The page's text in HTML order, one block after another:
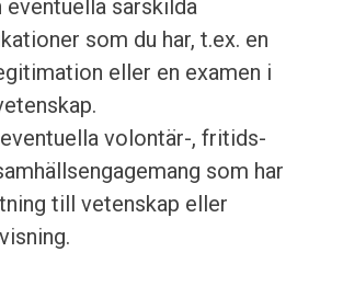
eventuella särskilda
som du har, t.ex. en
eller en examen i
volontär-, fritids-
som har
till vetenskap eller